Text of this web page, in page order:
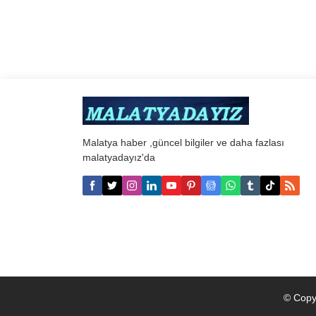
Malatya haber ,güncel bilgiler ve daha fazlası
malatyadayız'da
©